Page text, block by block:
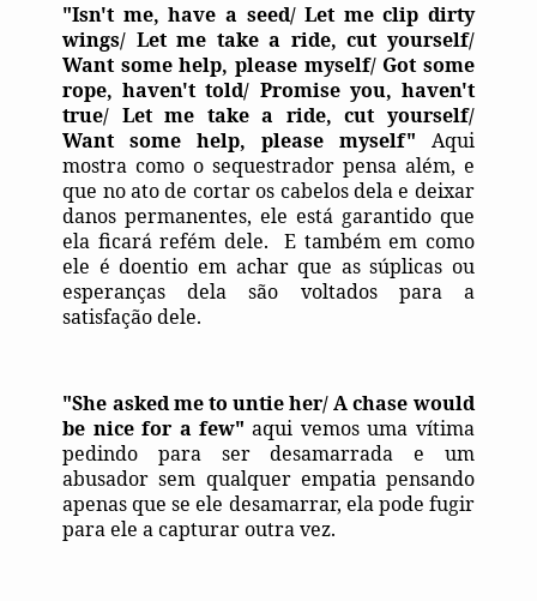
"Isn't me, have a seed/ Let me clip dirty
wings/ Let me take a ride, cut yourself/
Want some help, please myself/ Got some
rope, haven't told/ Promise you, haven't
true/ Let me take a ride, cut yourself/
Want some help, please myself" Aqui
mostra como o sequestrador pensa além, e
que no ato de cortar os cabelos dela e deixar
danos permanentes, ele está garantido que
ela ficará refém dele.
E também em como
ele é doentio em achar que as súplicas ou
esperanças dela são voltados para a
satisfação dele.
"She asked me to untie her/ A chase would
be nice for a few" aqui vemos uma vítima
pedindo para ser desamarrada e um
abusador sem qualquer empatia pensando
apenas que se ele desamarrar, ela pode fugir
para ele a capturar outra vez.